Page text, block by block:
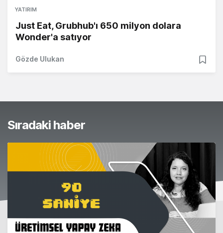
YATIRIM
Just Eat, Grubhub'ı 650 milyon dolara
Wonder'a satıyor
Gözde Ulukan
Sıradaki haber